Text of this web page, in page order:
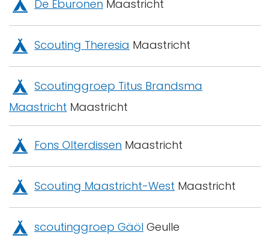
De Eburonen Maastricht
Scouting Theresia Maastricht
Scoutinggroep Titus Brandsma
Maastricht Maastricht
Fons Olterdissen Maastricht
Scouting Maastricht-West Maastricht
scoutinggroep Gäöl Geulle